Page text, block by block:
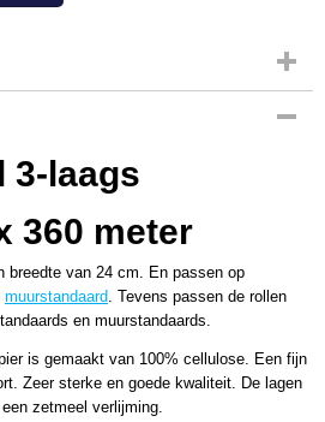
3-laags
360 meter
breedte van 24 cm. En passen op
muurstandaard. Tevens passen de rollen
en muurstandaards.
is gemaakt van 100% cellulose. Een fijn
Zeer sterke en goede kwaliteit. De lagen
zetmeel verlijming.